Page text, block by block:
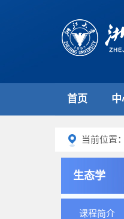
首页 中
当前位置：
生态学
课程简介